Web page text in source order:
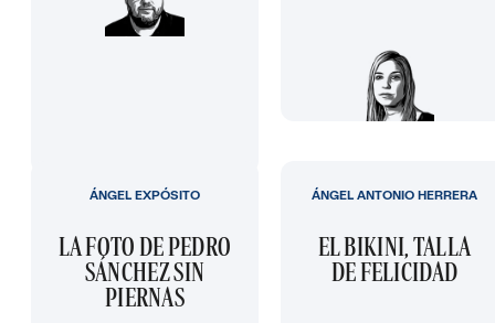
LA FOTO DE PEDRO
SÁNCHEZ SIN
PIERNAS
ÁNGEL EXPÓSITO
EL BIKINI, TALLA
DE FELICIDAD
ÁNGEL ANTONIO HERRERA